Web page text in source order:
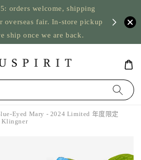
orders welcome, shipping
overseas fair. In-store pickup
ship once we are back.
US
Eyed Mary - 2024 Limited 年度限定
Klingner